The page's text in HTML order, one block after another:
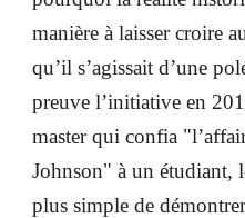
manière à laisser croire
qu’il s’agissait d’une
preuve l’initiative en
master qui confia
Johnson" à un étudiant,
plus simple de